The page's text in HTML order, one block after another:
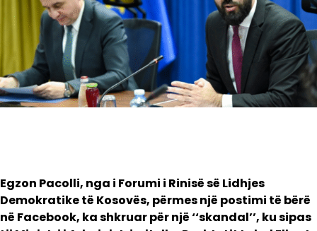
Egzon Pacolli, nga i Forumi i Rinisë së Lidhjes
Demokratike të Kosovës, përmes një postimi të bërë
në Facebook, ka shkruar për një ‘‘skandal’’, ku sipas